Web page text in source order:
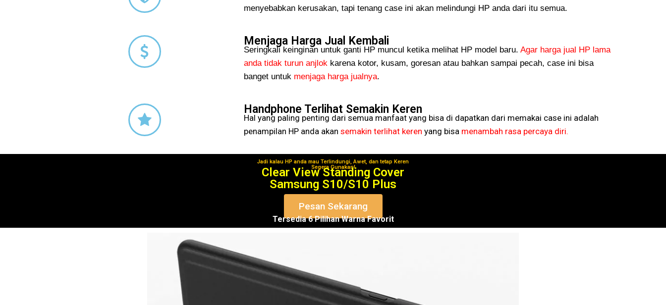
menyebabkan kerusakan, tapi tenang case ini akan melindungi HP anda dari itu semua.
Menjaga Harga Jual Kembali
Seringkali keinginan untuk ganti HP muncul ketika melihat HP model baru. Agar harga jual HP lama
anda tidak turun anjlokkarena kotor, kusam, goresan atau bahkan sampai pecah, case ini bisa
banget untuk menjaga harga jualnya.
Handphone Terlihat Semakin Keren
Hal yang paling penting dari semua manfaat yang bisa di dapatkan dari memakai case ini adalah
penampilan HP anda akan semakin terlihat keren yang bisa menambah rasa percaya diri.
Jadi kalau HP anda mau Terlindungi, Awet, dan tetap Keren
Segera Gunakan!
Clear View Standing Cover
Samsung S10/S10 Plus
Pesan Sekarang
Tersedia 6 Pilihan Warna Favorit